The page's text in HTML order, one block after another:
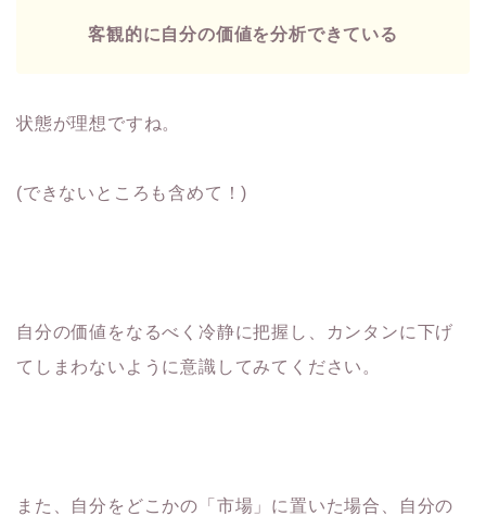
客観的に自分の価値を分析できている
状態が理想ですね。
(できないところも含めて！)
自分の価値をなるべく冷静に把握し、カンタンに下げ
てしまわないように意識してみてください。
また、自分をどこかの「市場」に置いた場合、自分の